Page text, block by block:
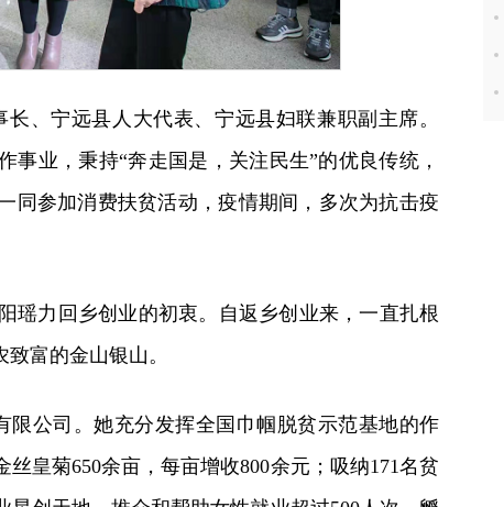
、宁远县人大代表、宁远县妇联兼职副主席。
事业，秉持“奔走国是，关注民生”的优良传统，
同参加消费扶贫活动，疫情期间，多次为抗击疫
力回乡创业的初衷。自返乡创业来，一直扎根
富的金山银山。
公司。她充分发挥全国巾帼脱贫示范基地的作
皇菊650余亩，每亩增收800余元；吸纳171名贫